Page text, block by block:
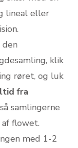
lineal eller
den
klik
røret, og luk
fra
samlingerne
flowet.
med 1-2